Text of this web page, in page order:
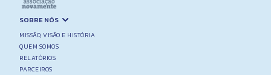
SOBRE NÓS
MISSÃO, VISÃO E HISTÓRIA
QUEM SOMOS
RELATÓRIOS
PARCEIROS